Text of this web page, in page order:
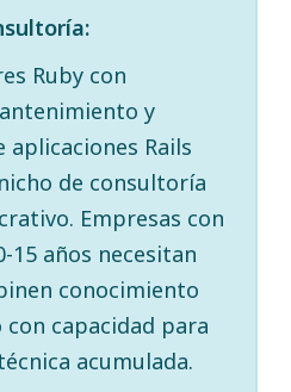
Ruby con
y
aplicaciones Rails
de consultoría
Empresas con
15 años necesitan
conocimiento
capacidad para
acumulada.